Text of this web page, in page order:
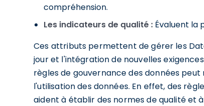
compréhension.
Les indicateurs de qualité : Évaluent la
Ces attributs permettent de gérer les
jour et l'intégration de nouvelles
règles de gouvernance des données
l'utilisation des données. En effet, des
aident à établir des normes de qualité et